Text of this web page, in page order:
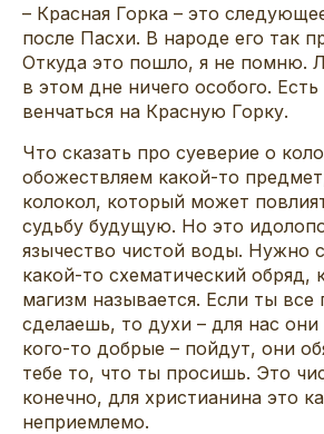
– Красная Горка – это
после Пасхи. В народе его так
Откуда это пошло, я не помню.
в этом дне ничего особого.
венчаться на Красную Горку.
Что сказать про суеверие о
обожествляем какой-то
колокол, который может
судьбу будущую. Но это
язычество чистой воды. Нужно
какой-то схематический обряд,
магизм называется. Если ты все
сделаешь, то духи – для нас они
кого-то добрые – пойдут, они
тебе то, что ты просишь. Это
конечно, для христианина это
неприемлемо.